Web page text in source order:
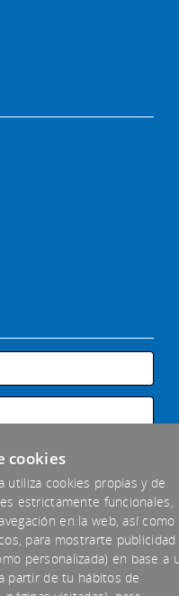
cookies
utiliza cookies propias y de
estrictamente funcionales,
en la web, así como
para mostrarte publicidad
personalizada) en base a
partir de tu hábitos de